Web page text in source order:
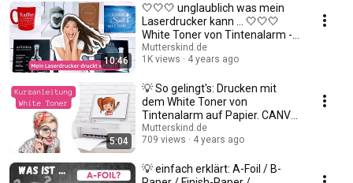
10:46
🤍🤍🤍 unglaublich was mein
Laserdrucker kann ... 🤍🤍🤍
White Toner von Tintenalarm -
genial
Mutterskind.de
1K views
4 years ago
5:04
💡 So gelingt's: Drucken mit
dem White Toner von
Tintenalarm auf Papier. CANVA
- ANLEITUNG 🤍🤍🤍
Mutterskind.de
709 views
4 years ago
💡 einfach erklärt: A-Foil / B-